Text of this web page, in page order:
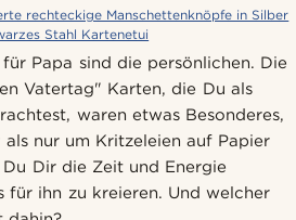
rechteckige Manschettenknöpfe in Silber
Stahl Kartenetui
Papa sind die persönlichen. Die
Vatertag" Karten, die Du als
waren etwas Besonderes,
nur um Kritzeleien auf Papier
Dir die Zeit und Energie
für ihn zu kreieren. Und welcher